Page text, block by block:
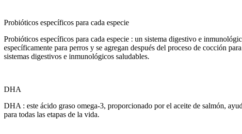
Probióticos específicos para cada especie
Probióticos específicos para cada especie : un sistema digestivo e
específicamente para perros y se agregan después del proceso de cocción
sistemas digestivos e inmunológicos saludables.
DHA
DHA : este ácido graso omega-3, proporcionado por el aceite de salmón,
para todas las etapas de la vida.